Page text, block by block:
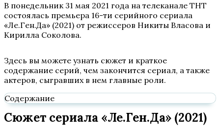
В понедельник 31 мая 2021 года на телеканале ТНТ
состоялась премьера 16-ти серийного сериала
«Ле.Ген.Да» (2021) от режиссеров Никиты Власова и
Кирилла Соколова.
Здесь вы можете узнать сюжет и краткое
содержание серий, чем закончится сериал, а также
актеров, сыгравших в нем главные роли.
Содержание
Сюжет сериала «Ле.Ген.Да» (2021)